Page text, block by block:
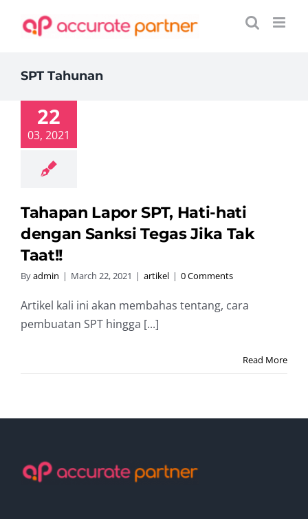
SPT Tahunan
22
03, 2021
Tahapan Lapor SPT, Hati-hati
dengan Sanksi Tegas Jika Tak
Taat!!
Byadmin | March 22, 2021 | artikel | 0 Comments
Artikel kali ini akan membahas tentang, cara
pembuatan SPT hingga [...]
Read More